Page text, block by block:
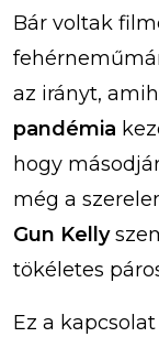
Bár voltak
az irányt,
pandémia
hogy
még a
Gun Kelly
tökéletes
Ez a